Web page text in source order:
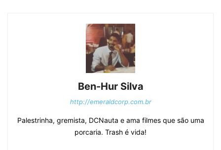
Ben-Hur Silva
http://emeraldcorp.com.br
Palestrinha, gremista, DCNauta e ama filmes que são uma
porcaria. Trash é vida!